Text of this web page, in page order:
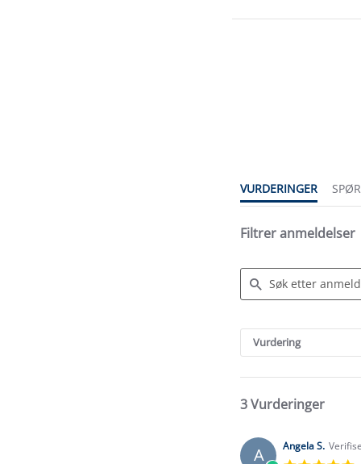
VURDERINGER
Filtrer anmeldelser
Reviews
Vurdering
3 Vurderinger
A Angela S.